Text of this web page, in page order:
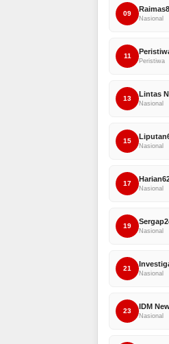
09
Nasional
11
Peristiwa
13
Lintas
Nasional
15
Nasional
17
Nasional
19
Nasional
21
Nasional
23
IDM
Nasional